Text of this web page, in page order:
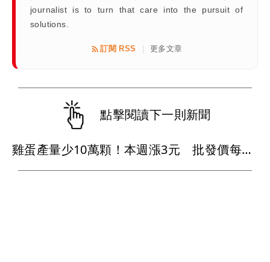
journalist is to turn that care into the pursuit of
solutions.
訂閱 RSS 更多文章
點擊閱讀下一則新聞
雞蛋產量少10萬顆！本週漲3元 批發價每斤49元